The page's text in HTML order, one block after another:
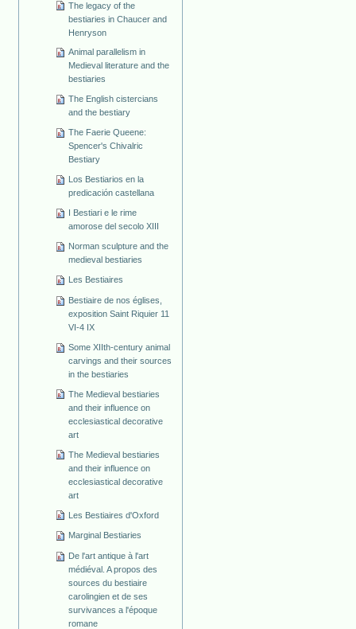
The legacy of the
bestiaries in Chaucer and
Henryson
Animal parallelism in
Medieval literature and the
bestiaries
The English cistercians
and the bestiary
The Faerie Queene:
Spencer's Chivalric
Bestiary
Los Bestiarios en la
predicación castellana
I Bestiari e le rime
amorose del secolo XIII
Norman sculpture and the
medieval bestiaries
Les Bestiaires
Bestiaire de nos églises,
exposition Saint Riquier 11
VI-4 IX
Some XIIth-century animal
carvings and their sources
in the bestiaries
The Medieval bestiaries
and their influence on
ecclesiastical decorative
art
The Medieval bestiaries
and their influence on
ecclesiastical decorative
art
Les Bestiaires d'Oxford
Marginal Bestiaries
De l'art antique à l'art
médiéval. A propos des
sources du bestiaire
carolingien et de ses
survivances a l'époque
romane